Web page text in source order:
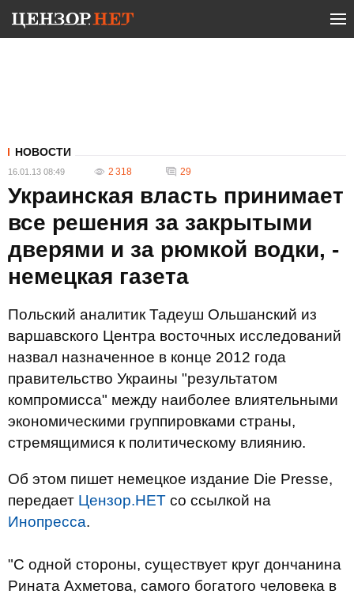
НОВОСТИ
16.01.13 08:49 2 318 29
Украинская власть принимает
все решения за закрытыми
дверями и за рюмкой водки, -
немецкая газета
Польский аналитик Тадеуш Ольшанский из
варшавского Центра восточных исследований
назвал назначенное в конце 2012 года
правительство Украины "результатом
компромисса" между наиболее влиятельными
экономическими группировками страны,
стремящимися к политическому влиянию.
Об этом пишет немецкое издание Die Presse,
передает Цензор.НЕТ со ссылкой на
Инопресса.
"С одной стороны, существует круг дончанина
Рината Ахметова, самого богатого человека в